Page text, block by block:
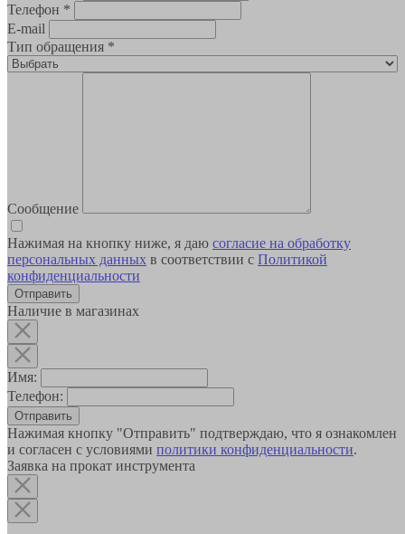
Телефон *
E-mail
Тип обращения *
Сообщение
Нажимая на кнопку ниже, я даю согласие на обработку
персональных данных в соответствии с Политикой
конфиденциальности
Наличие в магазинах
Имя:
Телефон:
Отправить
Нажимая кнопку "Отправить" подтверждаю, что я ознакомлен
и согласен с условиями политики конфиденциальности.
Заявка на прокат инструмента